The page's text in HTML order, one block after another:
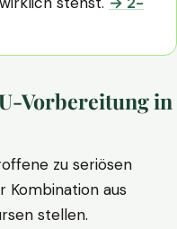
Vorbereitung in
zu seriösen
Kombination aus
stellen.